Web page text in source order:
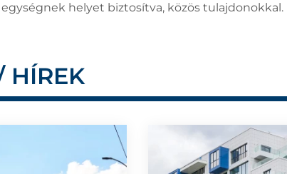
helyet biztosítva, közös tulajdonokkal.
HÍREK